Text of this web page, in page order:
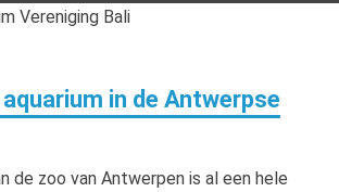
in de Antwerpse
de zoo van Antwerpen is al een hele